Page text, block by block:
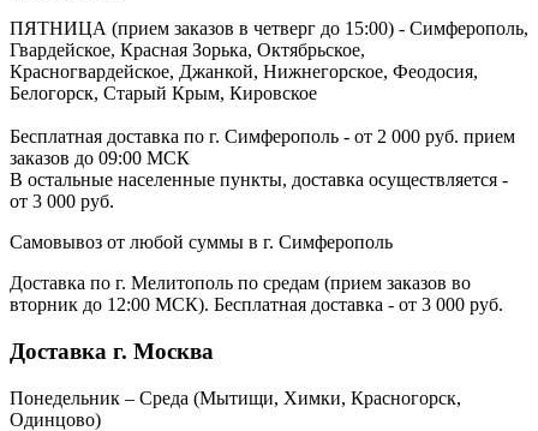
ПЯТНИЦА (прием заказов в четверг до 15:00) - Симферополь,
Гвардейское, Красная Зорька, Октябрьское,
Красногвардейское, Джанкой, Нижнегорское, Феодосия,
Белогорск, Старый Крым, Кировское
Бесплатная доставка по г. Симферополь - от 2 000 руб. прием
заказов до 09:00 МСК
В остальные населенные пункты, доставка осуществляется -
от 3 000 руб.
Самовывоз от любой суммы в г. Симферополь
Доставка по г. Мелитополь по средам (прием заказов во
вторник до 12:00 МСК). Бесплатная доставка - от 3 000 руб.
Доставка г. Москва
Понедельник – Среда (Мытищи, Химки, Красногорск,
Одинцово)